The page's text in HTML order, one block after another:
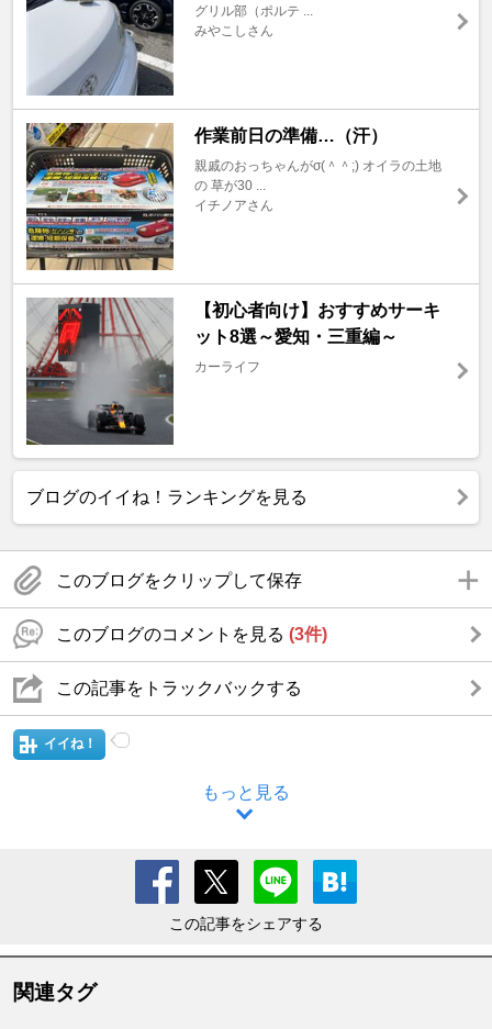
グリル部（ポルテ ...
みやこしさん
作業前日の準備…（汗）
親戚のおっちゃんがσ(＾＾;) オイラの土地
の 草が30 ...
イチノアさん
【初心者向け】おすすめサーキ
ット8選～愛知・三重編～
カーライフ
ブログのイイね！ランキングを見る
このブログをクリップして保存
このブログのコメントを見る (3件)
この記事をトラックバックする
イイね！
もっと見る
この記事をシェアする
関連タグ